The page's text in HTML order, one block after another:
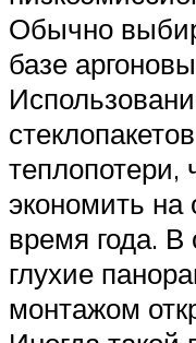
Обычно
базе
теплопотери,
экономить на
время года.
глухие
монтажом